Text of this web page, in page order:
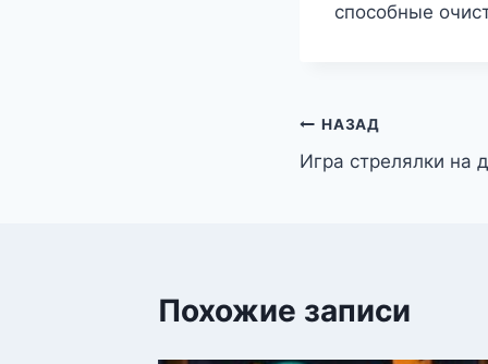
способные
Навигация
по
НАЗАД
Игра стрелялки на
Похожие записи